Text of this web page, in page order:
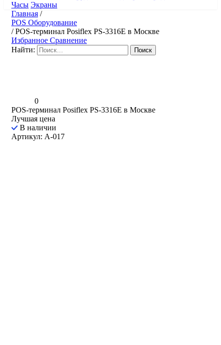
Часы Экраны
Главная /
POS Оборудование
/POS-терминал Posiflex PS-3316E в Москве
Избранное Сравнение
Найти:
0
POS-терминал Posiflex PS-3316E в Москве
Лучшая цена
В наличии
Артикул: A-017